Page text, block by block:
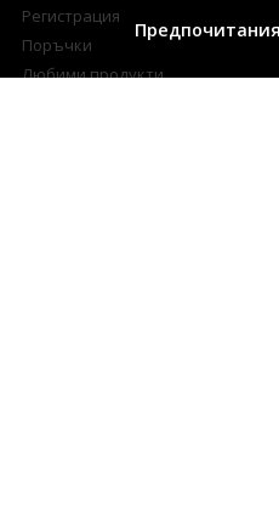
Регистрация
Поръчки
Любими продукти